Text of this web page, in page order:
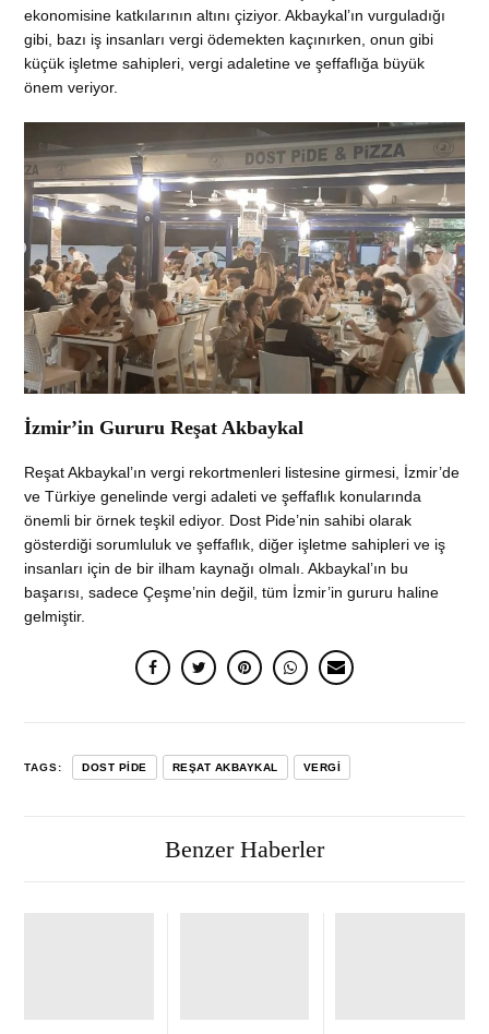
ekonomisine katkılarının altını çiziyor. Akbaykal’ın vurguladığı
gibi, bazı iş insanları vergi ödemekten kaçınırken, onun gibi
küçük işletme sahipleri, vergi adaletine ve şeffaflığa büyük
önem veriyor.
İzmir’in Gururu Reşat Akbaykal
Reşat Akbaykal’ın vergi rekortmenleri listesine girmesi, İzmir’de
ve Türkiye genelinde vergi adaleti ve şeffaflık konularında
önemli bir örnek teşkil ediyor. Dost Pide’nin sahibi olarak
gösterdiği sorumluluk ve şeffaflık, diğer işletme sahipleri ve iş
insanları için de bir ilham kaynağı olmalı. Akbaykal’ın bu
başarısı, sadece Çeşme’nin değil, tüm İzmir’in gururu haline
gelmiştir.
TAGS: DOST PIDE REŞAT AKBAYKAL VERGI
Benzer Haberler